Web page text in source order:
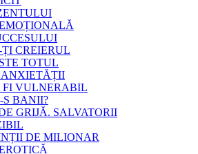
CREIERUL
TOTUL
FI VULNERABIL
BANII?
GRIJĂ. SALVATORII
DE MILIONAR